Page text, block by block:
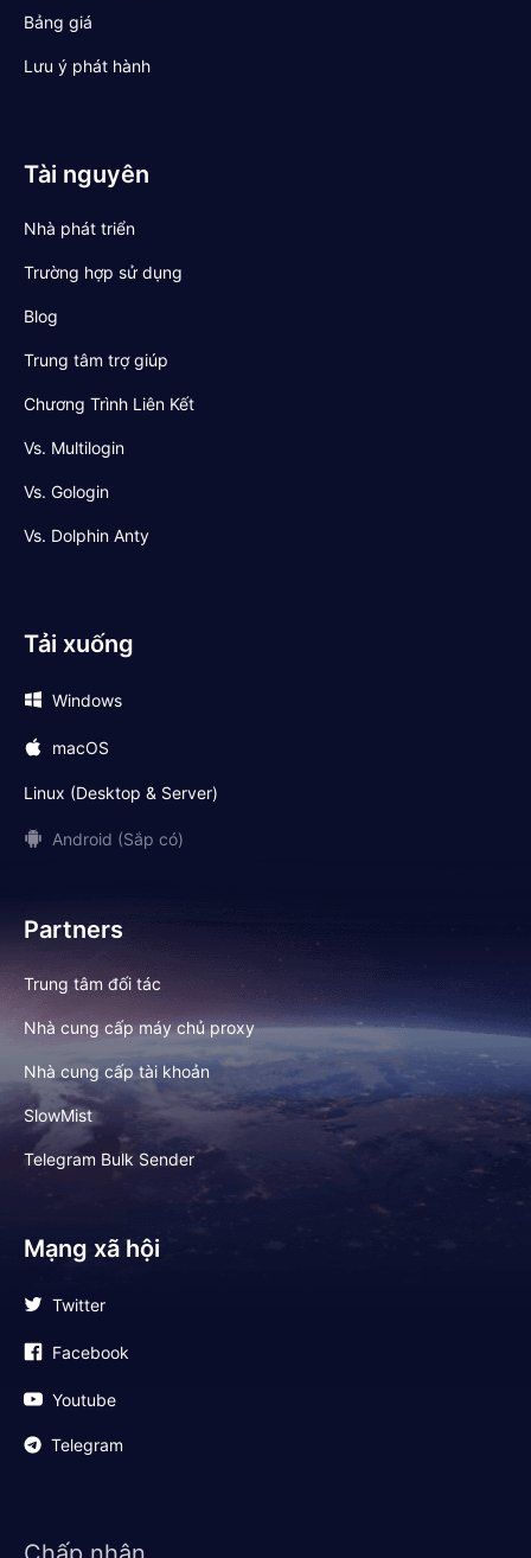
Bảng giá
Lưu ý phát hành
Tài nguyên
Nhà phát triển
Trường hợp sử dụng
Blog
Trung tâm trợ giúp
Chương Trình Liên Kết
Vs. Multilogin
Vs. Gologin
Vs. Dolphin Anty
Tải xuống
Windows
macOS
Linux (Desktop & Server)
Android (Sắp có)
Partners
Trung tâm đối tác
Nhà cung cấp máy chủ proxy
Nhà cung cấp tài khoản
SlowMist
Telegram Bulk Sender
Mạng xã hội
Twitter
Facebook
Youtube
Telegram